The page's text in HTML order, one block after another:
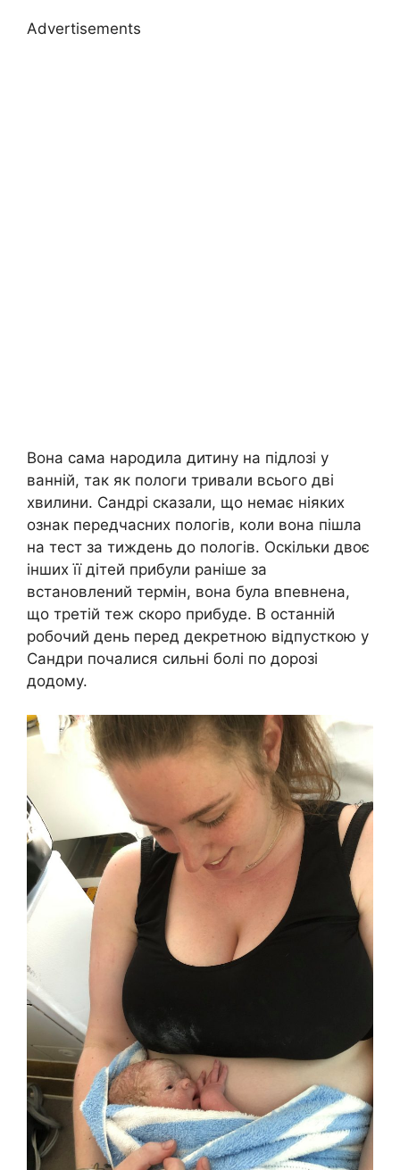
Advertisements
Вона сама народила дитину на підлозі у
ванній, так як пологи тривали всього дві
хвилини. Сандрі сказали, що немає ніяких
ознак передчасних пологів, коли вона пішла
на тест за тиждень до пологів. Оскільки двоє
інших її дітей прибули раніше за
встановлений термін, вона була впевнена,
що третій теж скоро прибуде. В останній
робочий день перед декретною відпусткою у
Сандри почалися сильні болі по дорозі
додому.